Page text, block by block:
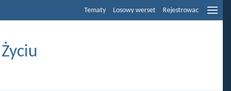
Tematy Losowy werset Rejestrowac